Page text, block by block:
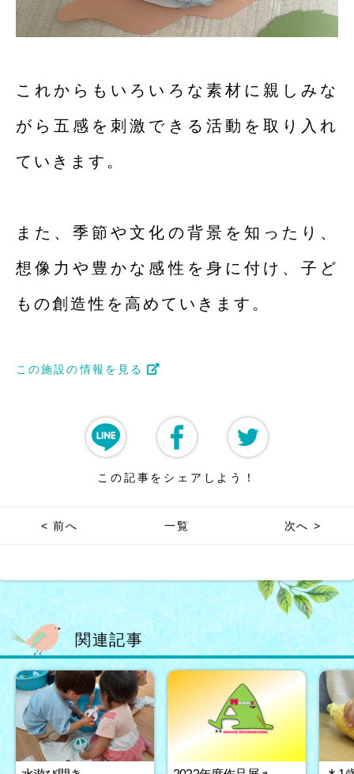
これからもいろいろな素材に親しみな
がら五感を刺激できる活動を取り入れ
ていきます。
また、季節や文化の背景を知ったり、
想像力や豊かな感性を身に付け、子ど
もの創造性を高めていきます。
この施設の情報を見る
この記事をシェアしよう！
< 前へ 一覧 次へ >
関連記事